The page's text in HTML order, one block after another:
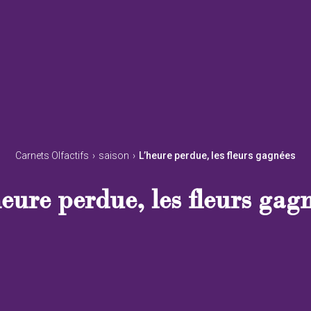
Carnets Olfactifs › saison › L’heure perdue, les fleurs gagnées
perdue, les fleurs